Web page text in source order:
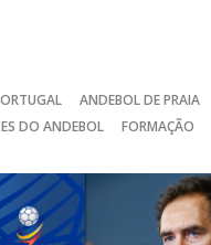
ANDEBOL DE PRAIA
DO ANDEBOL FORMAÇÃO